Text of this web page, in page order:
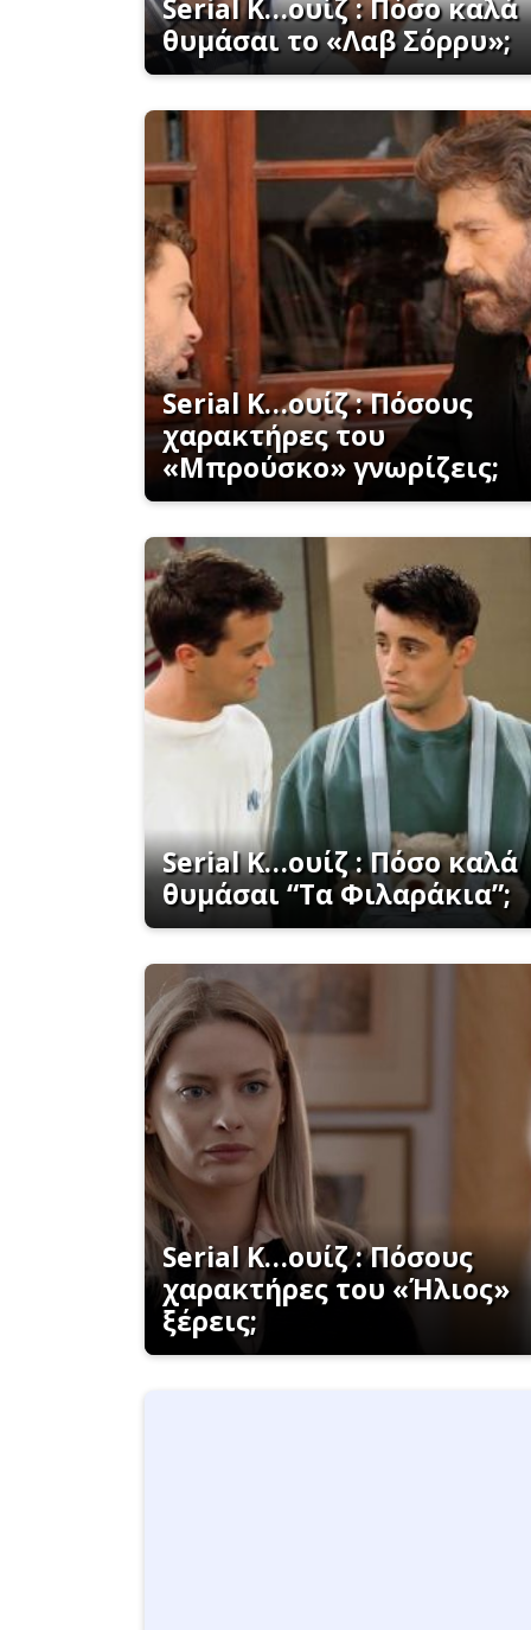
Serial K…ουίζ : Πόσο καλά
θυμάσαι το «Λαβ Σόρρυ»;
Serial K…ουίζ : Πόσους
χαρακτήρες του
«Μπρούσκο» γνωρίζεις;
Serial K…ουίζ : Πόσο καλά
θυμάσαι “Τα Φιλαράκια”;
Serial K…ουίζ : Πόσους
χαρακτήρες του «Ήλιος»
ξέρεις;